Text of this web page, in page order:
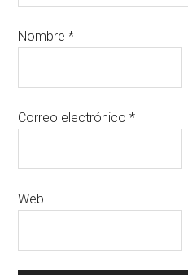
Nombre*
Correo electrónico*
Web